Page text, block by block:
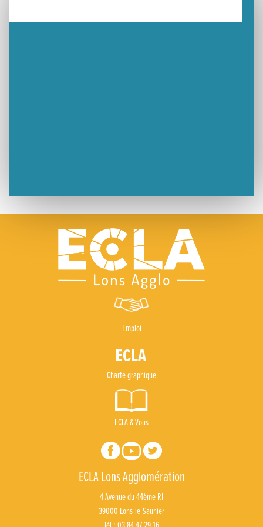
Concours Hippique de Saut d’Obstacles
Une visite pleine de saveurs à La Ferme du Coq Bressan à Courlaoux !
Un week-end placé sous le signe du souvenir et de l’émotion
Le Carnavélo 2025 a illuminé Lons-le-Saunier !
Travaux de raccordement de la nouvelle conduite d’eau à Lons-le-Saunier
La passerelle de la Guiche du Parc des Bains a été inaugurée
Emploi
Charte graphique
ECLA & Vous
ECLA Lons Agglomération
4 Avenue du 44ème RI
39000 Lons-le-Saunier